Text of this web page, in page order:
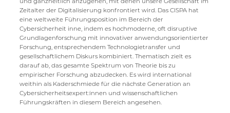
Zeitalter der Digitalisierung konfrontiert wird. Das CISPA hat
eine weltweite Führungsposition im Bereich der
Cybersicherheit inne, indem es hochmoderne, oft disruptive
Grundlagenforschung mit innovativer anwendungsorientierter
Forschung, entsprechendem Technologietransfer und
gesellschaftlichem Diskurs kombiniert. Thematisch zielt es
darauf ab, das gesamte Spektrum von Theorie bis zu
empirischer Forschung abzudecken. Es wird international
weithin als Kaderschmiede für die nächste Generation an
Cybersicherheitsexpert:innen und wissenschaftlichen
Führungskräften in diesem Bereich angesehen.